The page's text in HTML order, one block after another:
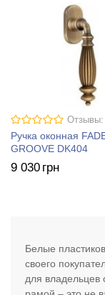
Отзывы:
Ручка оконная
GROOVE DK404
9 030 грн
Белые
своего
для владельцев